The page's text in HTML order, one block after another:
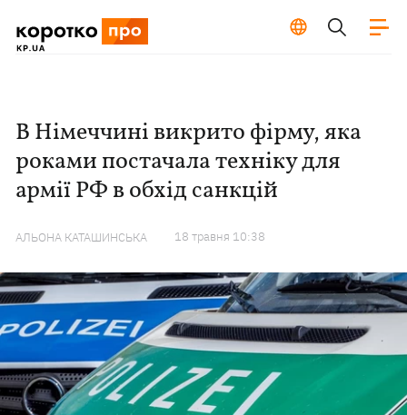
В Німеччині викрито фірму, яка
роками постачала техніку для
армії РФ в обхід санкцій
АЛЬОНА КАТАШИНСЬКА 18 травня 10:38